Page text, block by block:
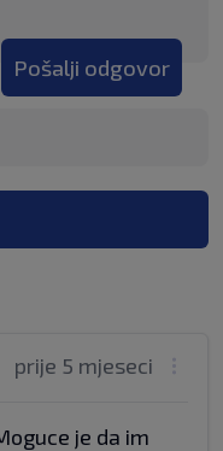
Pošalji odgovor
prije 5 mjeseci
je da im